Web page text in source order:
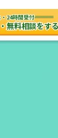
24時間受付
無料相談をす